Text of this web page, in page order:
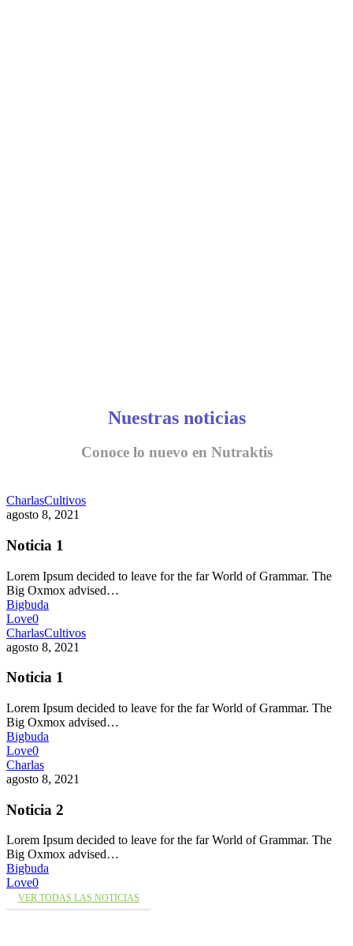
Nuestras noticias
Conoce lo nuevo en Nutraktis
CharlasCultivos
agosto 8, 2021
Noticia 1
Lorem Ipsum decided to leave for the far World of Grammar. The
Big Oxmox advised…
Bigbuda
Love0
CharlasCultivos
agosto 8, 2021
Noticia 1
Lorem Ipsum decided to leave for the far World of Grammar. The
Big Oxmox advised…
Bigbuda
Love0
Charlas
agosto 8, 2021
Noticia 2
Lorem Ipsum decided to leave for the far World of Grammar. The
Big Oxmox advised…
Bigbuda
Love0
VER TODAS LAS NOTICIAS